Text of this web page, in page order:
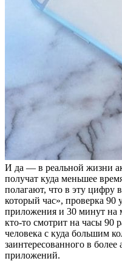
И да — в реальной жизни
получат куда меньшее
полагают, что в эту цифру
который час», проверка 90
приложения и 30 минут на
кто-то смотрит на часы 90
человека с куда большим
заинтересованного в
приложений.